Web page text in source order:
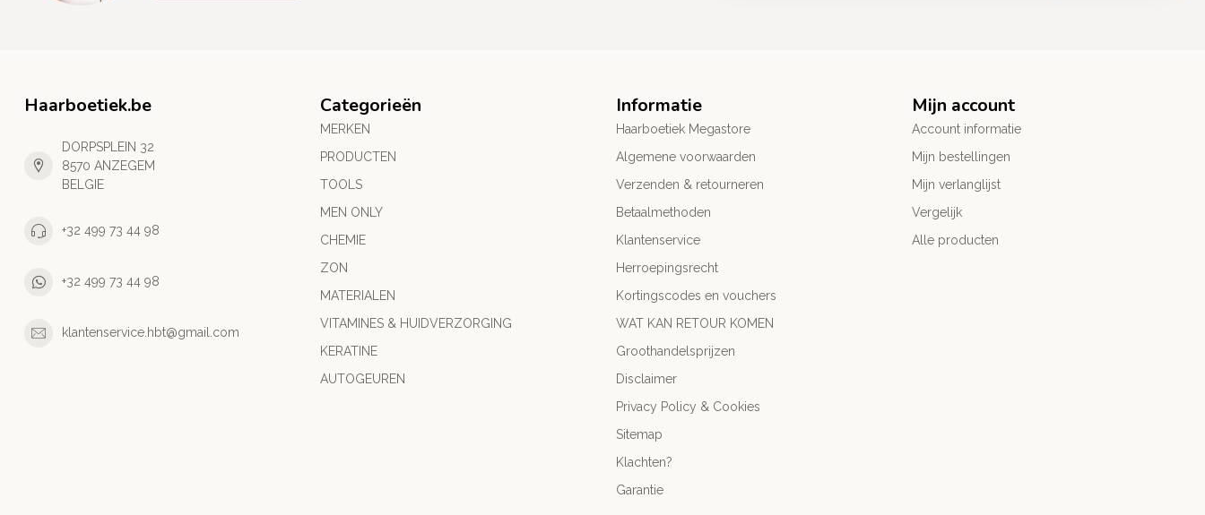
Haarboetiek.be
DORPSPLEIN 32
8570 ANZEGEM
BELGIE
+32 499 73 44 98
+32 499 73 44 98
klantenservice.hbt@gmail.com
Categorieën
MERKEN
PRODUCTEN
TOOLS
MEN ONLY
CHEMIE
ZON
MATERIALEN
VITAMINES & HUIDVERZORGING
KERATINE
AUTOGEUREN
Informatie
Haarboetiek Megastore
Algemene voorwaarden
Verzenden & retourneren
Betaalmethoden
Klantenservice
Herroepingsrecht
Kortingscodes en vouchers
WAT KAN RETOUR KOMEN
Groothandelsprijzen
Disclaimer
Privacy Policy & Cookies
Sitemap
Klachten?
Garantie
Mijn account
Account informatie
Mijn bestellingen
Mijn verlanglijst
Vergelijk
Alle producten